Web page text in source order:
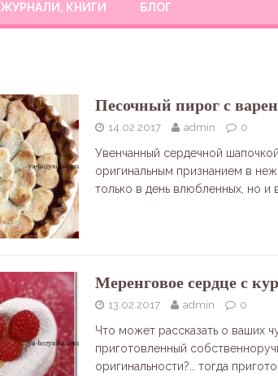
ЖУРНАЛИ, КНИГИ БЛОГ
Песочный пирог с
14.02.2017 admin 0
Увенчанный сердечной
оригинальным признанием в
только в день влюбленных, но
Меренговое сердце с
13.02.2017 admin 0
Что может рассказать о ваших
приготовленный
оригинальности?… тогда